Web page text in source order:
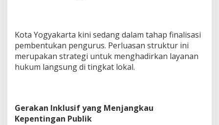
Kota Yogyakarta kini sedang dalam tahap finalisasi
pembentukan pengurus. Perluasan struktur ini
merupakan strategi untuk menghadirkan layanan
hukum langsung di tingkat lokal.
Gerakan Inklusif yang Menjangkau
Kepentingan Publik